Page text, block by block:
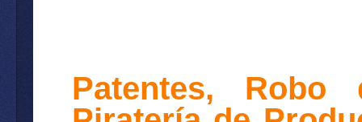
Patentes, Robo